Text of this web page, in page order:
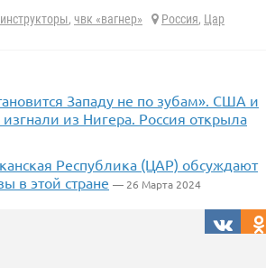
, чвк «вагнер» Россия, Цар
Западу не по зубам». США и
из Нигера. Россия открыла
Республика (ЦАР) обсуждают
в этой стране — 26 Марта 2024